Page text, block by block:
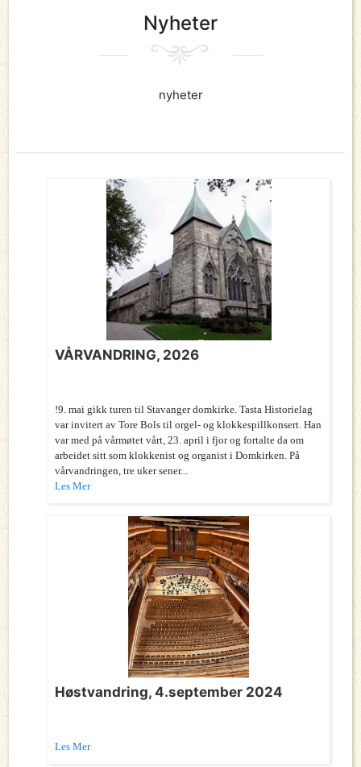
Nyheter
nyheter
VÅRVANDRING, 2026
!9. mai gikk turen til Stavanger domkirke. Tasta Historielag
var invitert av Tore Bols til orgel- og klokkespillkonsert. Han
var med på vårmøtet vårt, 23. april i fjor og fortalte da om
arbeidet sitt som klokkenist og organist i Domkirken. På
vårvandringen, tre uker sener...
Les Mer
Høstvandring, 4.september 2024
Les Mer